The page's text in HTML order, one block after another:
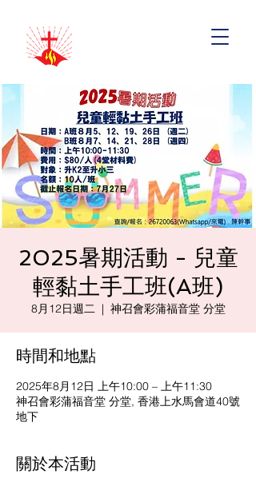
2025暑期活動 - 兒童
輕黏土手工班(A班)
8月12日週二
  |
神召會彩蒲福音堂 分堂
時間和地點
2025年8月12日 上午10:00 – 上午11:30
神召會彩蒲福音堂 分堂, 香港上水馬會道40號
地下
關於本活動